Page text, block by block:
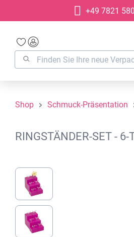
Zur Hauptnavigation
+49 7821
Shop Schmuck-Präsentation
RINGSTÄNDER-SET -
Bildergalerie überspringen